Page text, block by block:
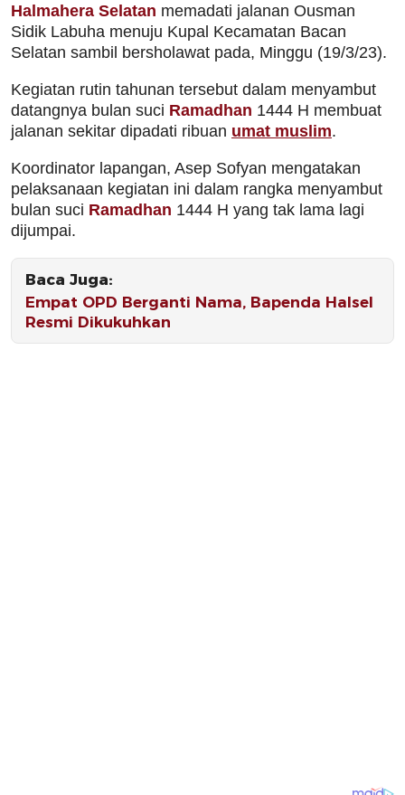
Halmahera Selatan memadati jalanan Ousman
Sidik Labuha menuju Kupal Kecamatan Bacan
Selatan sambil bersholawat pada, Minggu (19/3/23).
Kegiatan rutin tahunan tersebut dalam menyambut
datangnya bulan suci Ramadhan 1444 H membuat
jalanan sekitar dipadati ribuan umat muslim.
Koordinator lapangan, Asep Sofyan mengatakan
pelaksanaan kegiatan ini dalam rangka menyambut
bulan suci Ramadhan 1444 H yang tak lama lagi
dijumpai.
Baca Juga:
Empat OPD Berganti Nama, Bapenda Halsel
Resmi Dikukuhkan